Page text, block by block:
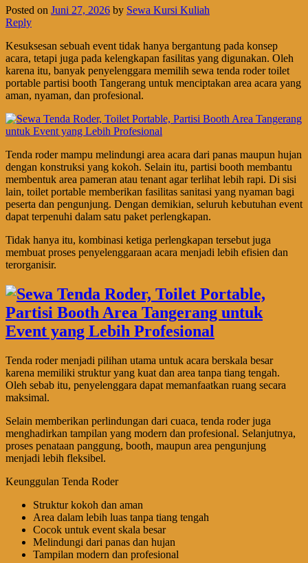
Posted on Juni 27, 2026 by Sewa Kursi Kuliah
Reply
Kesuksesan sebuah event tidak hanya bergantung pada konsep
acara, tetapi juga pada kelengkapan fasilitas yang digunakan. Oleh
karena itu, banyak penyelenggara memilih sewa tenda roder toilet
portable partisi booth Tangerang untuk menciptakan area acara yang
aman, nyaman, dan profesional.
Tenda roder mampu melindungi area acara dari panas maupun hujan
dengan konstruksi yang kokoh. Selain itu, partisi booth membantu
membentuk area pameran atau tenant agar terlihat lebih rapi. Di sisi
lain, toilet portable memberikan fasilitas sanitasi yang nyaman bagi
peserta dan pengunjung. Dengan demikian, seluruh kebutuhan event
dapat terpenuhi dalam satu paket perlengkapan.
Tidak hanya itu, kombinasi ketiga perlengkapan tersebut juga
membuat proses penyelenggaraan acara menjadi lebih efisien dan
terorganisir.
Tenda roder menjadi pilihan utama untuk acara berskala besar
karena memiliki struktur yang kuat dan area tanpa tiang tengah.
Oleh sebab itu, penyelenggara dapat memanfaatkan ruang secara
maksimal.
Selain memberikan perlindungan dari cuaca, tenda roder juga
menghadirkan tampilan yang modern dan profesional. Selanjutnya,
proses penataan panggung, booth, maupun area pengunjung
menjadi lebih fleksibel.
Keunggulan Tenda Roder
Struktur kokoh dan aman
Area dalam lebih luas tanpa tiang tengah
Cocok untuk event skala besar
Melindungi dari panas dan hujan
Tampilan modern dan profesional